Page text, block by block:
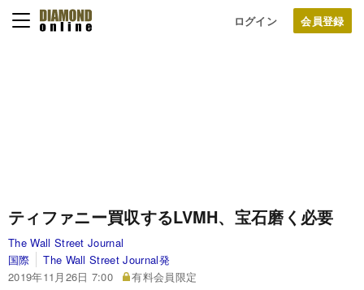
ログイン
ティファニー買収するLVMH、宝石磨く必要
The Wall Street Journal
国際
The Wall Street Journal発
2019年11月26日 7:00
有料会員限定